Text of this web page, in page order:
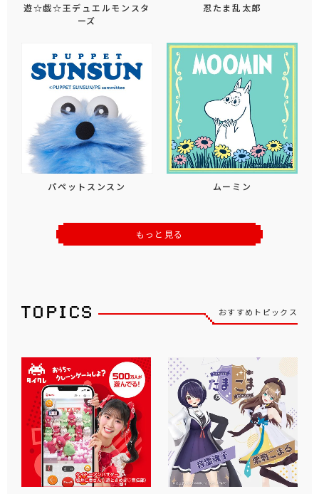
遊☆戯☆王デュエルモンスタ
ーズ
忍たま乱太郎
パペットスンスン ムーミン
もっと見る
おすすめトピックス